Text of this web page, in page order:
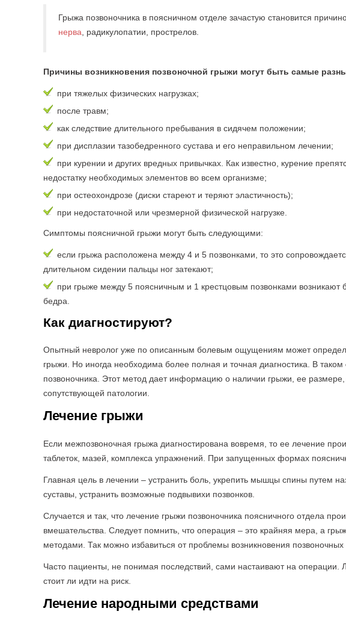
Грыжа позвоночника в поясничном отделе зачастую становится
нерва , радикулопатии, прострелов.
Причины возникновения позвоночной грыжи могут быть самые
при тяжелых физических нагрузках;
после травм;
как следствие длительного пребывания в сидячем положении;
при дисплазии тазобедренного сустава и его неправильном лечении;
при курении и других вредных привычках. Как известно, курение
недостатку необходимых элементов во всем организме;
при остеохондрозе (диски стареют и теряют эластичность);
при недостаточной или чрезмерной физической нагрузке.
Симптомы поясничной грыжи могут быть следующими:
если грыжа расположена между 4 и 5 позвонками, то это
длительном сидении пальцы ног затекают;
при грыже между 5 поясничным и 1 крестцовым позвонками возникают
бедра.
Как диагностируют?
Опытный невролог уже по описанным болевым ощущениям может
грыжи. Но иногда необходима более полная и точная диагностика. В
позвоночника. Этот метод дает информацию о наличии грыжи, ее
сопутствующей патологии.
Лечение грыжи
Если межпозвоночная грыжа диагностирована вовремя, то ее лечение
таблеток, мазей, комплекса упражнений. При запущенных формах
Главная цель в лечении – устранить боль, укрепить мышцы спины путем
суставы, устранить возможные подвывихи позвонков.
Случается и так, что лечение грыжи позвоночника поясничного отдела
вмешательства. Следует помнить, что операция – это крайняя мера, а
методами. Так можно избавиться от проблемы возникновения позвоночных
Часто пациенты, не понимая последствий, сами настаивают на операции.
стоит ли идти на риск.
Лечение народными средствами